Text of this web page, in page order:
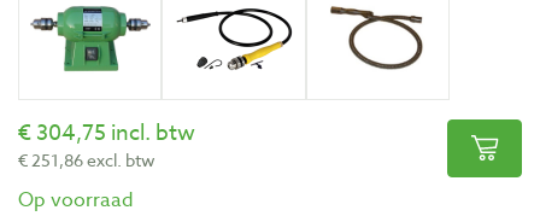
304,75 incl. btw
251,86 excl. btw
Op voorraad